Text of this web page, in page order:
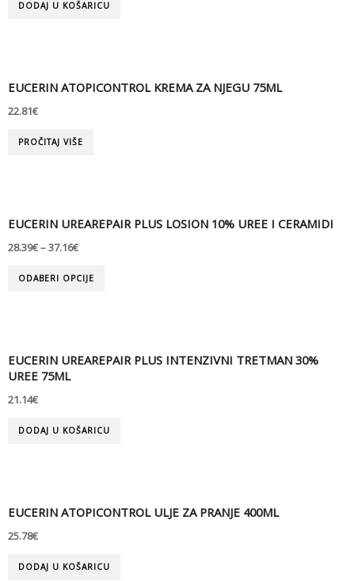
DODAJ U KOŠARICU
EUCERIN ATOPICONTROL KREMA ZA NJEGU 75ML
22.81€
PROČITAJ VIŠE
EUCERIN UREAREPAIR PLUS LOSION 10% UREE I CERAMIDI
28.39€–37.16€
ODABERI OPCIJE
EUCERIN UREAREPAIR PLUS INTENZIVNI TRETMAN 30%
UREE 75ML
21.14€
DODAJ U KOŠARICU
EUCERIN ATOPICONTROL ULJE ZA PRANJE 400ML
25.78€
DODAJ U KOŠARICU